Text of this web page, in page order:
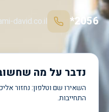
*2056
david.co.il
נדבר על מה
השאירו שם וטלפון: נחזור
התחייבות.